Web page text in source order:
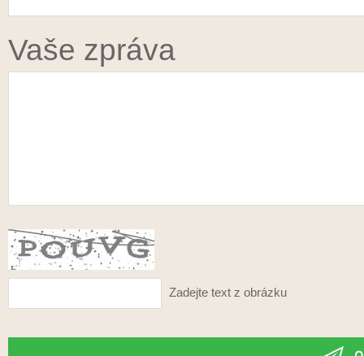
Vaše zpráva
Zadejte text z obrázku